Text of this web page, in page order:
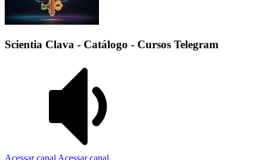
Scientia Clava - Catálogo - Cursos Telegram
Acessar canal Acessar canal